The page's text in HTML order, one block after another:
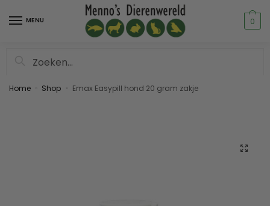
MENU 0
Home Shop Emax Easypill hond 20 gram zakje